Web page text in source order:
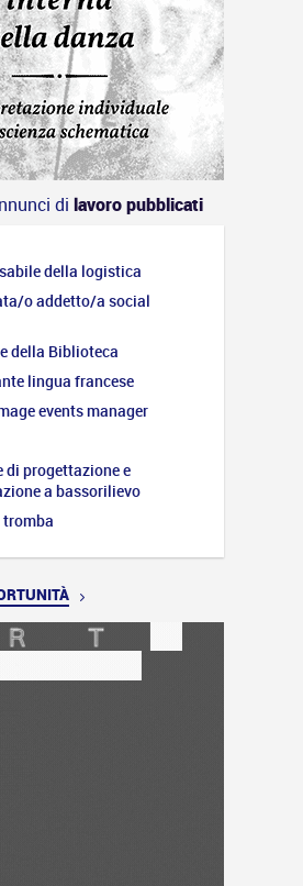
di lavoro pubblicati
della logistica
o addetto/a social
della Biblioteca
lingua francese
events manager
di progettazione e
a bassorilievo
tromba